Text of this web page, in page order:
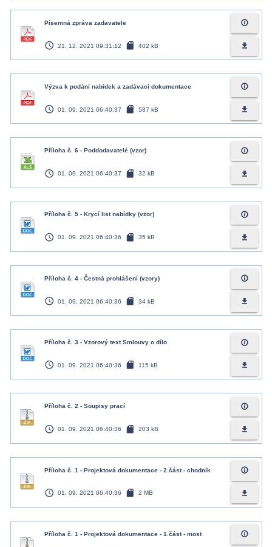
Písemná zpráva zadavatele
access_time 21. 12. 2021 09:31:12 sd_card 402 kB
info_outline
file_download
Výzva k podání nabídek a zadávací dokumentace
access_time 01. 09. 2021 06:40:37 sd_card 587 kB
info_outline
file_download
Příloha č. 6 - Poddodavatelé (vzor)
access_time 01. 09. 2021 06:40:37 sd_card 32 kB
info_outline
file_download
Příloha č. 5 - Krycí list nabídky (vzor)
access_time 01. 09. 2021 06:40:36 sd_card 35 kB
info_outline
file_download
Příloha č. 4 - Čestná prohlášení (vzory)
access_time 01. 09. 2021 06:40:36 sd_card 34 kB
info_outline
file_download
Příloha č. 3 - Vzorový text Smlouvy o dílo
access_time 01. 09. 2021 06:40:36 sd_card 115 kB
info_outline
file_download
Příloha č. 2 - Soupisy prací
access_time 01. 09. 2021 06:40:36 sd_card 203 kB
info_outline
file_download
Příloha č. 1 - Projektová dokumentace - 2.část - chodník
access_time 01. 09. 2021 06:40:36 sd_card 2 MB
info_outline
file_download
Příloha č. 1 - Projektová dokumentace - 1.část - most info_outline